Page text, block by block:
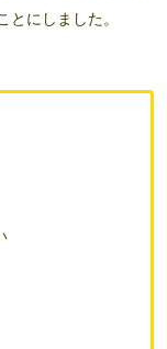
にしました。